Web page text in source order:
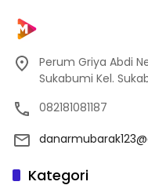
Perum Griya Abdi
Sukabumi Kel.
082181081187
Kategori